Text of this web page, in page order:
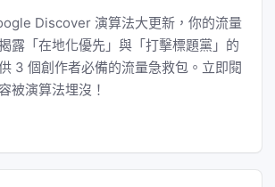
Discover 演算法大更新，你的流量
露「在地化優先」與「打擊標題黨」的
3 個創作者必備的流量急救包。立即閱
被演算法埋沒！